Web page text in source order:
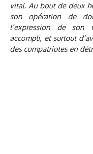
vital. Au bout de deux
son opération de
l’expression de
accompli, et surtout
des compatriotes en